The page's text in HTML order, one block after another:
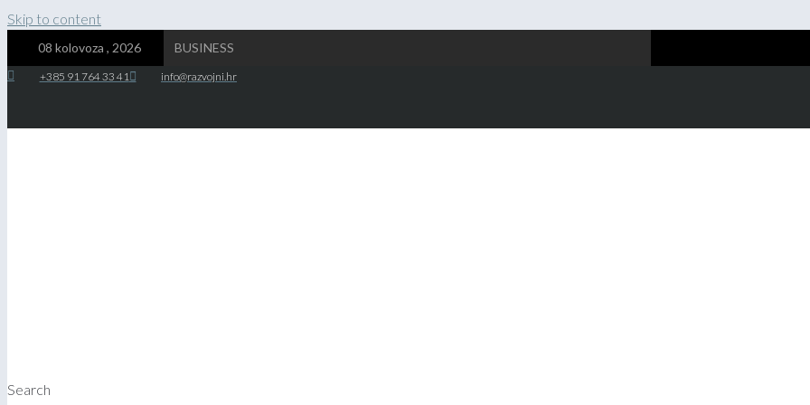
Skip to content
08 kolovoza , 2026 BUSINESS
+385 91 764 33 41 info@razvojni.hr
Search